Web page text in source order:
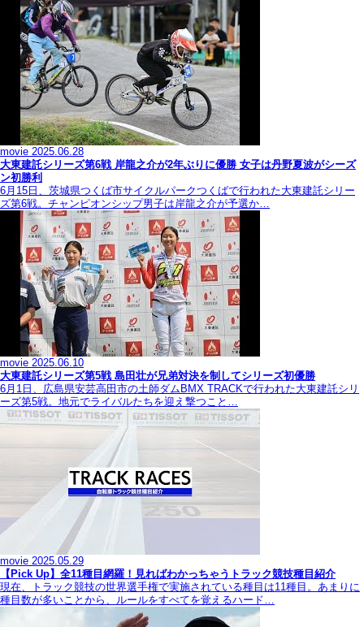
movie 2025.06.28
大東建託シリーズ第6戦 岸龍之介が2年ぶりに優勝 女子は丹野夏波がシーズ
ン初勝利
6月15日、茨城県つくば市サイクルパークつくばで行われた大東建託シリー
ズ第6戦。チャンピオンシップ男子は岸龍之介が予選か…
movie 2025.06.10
大東建託シリーズ第5戦 島田壮が兄弟対決を制してシリーズ初優勝
6月1日、広島県安芸高田市の土師ダムBMX TRACKで行われた大東建託シリ
ーズ第5戦。地元でライバルたちを迎え撃つこと…
movie 2025.05.29
【Pick Up】全11種目網羅！見ればわかっちゃうトラック競技種目紹介
現在、トラック競技の世界選手権で実施されている種目は11種目。あまりに
種目数が多いことから、ルールをすべてを覚えるハード…